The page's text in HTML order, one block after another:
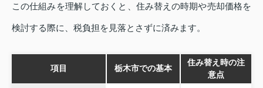
この仕組みを理解しておくと、住み替えの時期や売却価格を
検討する際に、税負担を見落とさずに済みます。
項目 栃木市での基本
住み替え時の注
意点